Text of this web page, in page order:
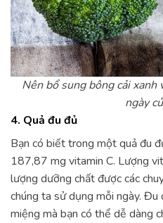
Nên bổ sung bông cải xanh
ngày
4. Quả đu đủ
Bạn có biết trong một quả đu
187,87 mg vitamin C. Lượng
lượng dưỡng chất được các
chúng ta sử dụng mỗi ngày.
miệng mà bạn có thể dễ dàng